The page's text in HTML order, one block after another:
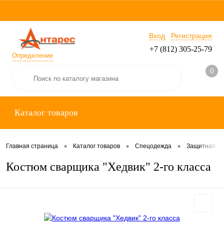
Определение
Вход Регистрация
+7 (812) 305-25-79
0
Каталог товаров
Главная страница • Каталог товаров • Спецодежда • Защитная
Костюм сварщика "Хедвик" 2-го класса